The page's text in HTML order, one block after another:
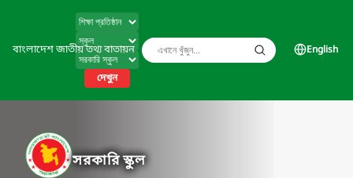
বাংলাদেশ জাতীয় তথ্য বাতায়ন
দেখুন
English
সরকারি স্কুল